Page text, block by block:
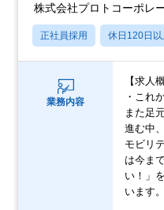
株式会社プロトコーポレ
正社員採用 休日120日以
業務内容
【求人
・これ
また足
進む中
モビリ
は今ま
い！」
います。